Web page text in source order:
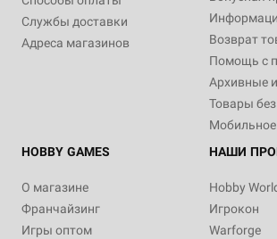
Службы доставки
Адреса магазинов
Возврат
Помощь с
Архивные
Товары
HOBBY GAMES
О магазине
Франчайзинг
Игры оптом
НАШИ
Hobby
Игрокон
Warforge